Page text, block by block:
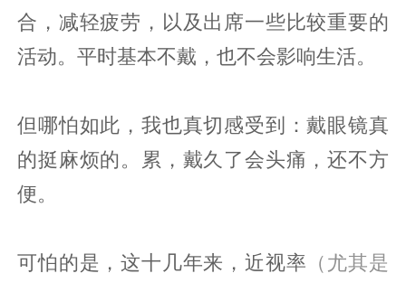
合，减轻疲劳，以及出席一些比较重要的
活动。平时基本不戴，也不会影响生活。
但哪怕如此，我也真切感受到：戴眼镜真
的挺麻烦的。累，戴久了会头痛，还不方
便。
可怕的是，这十几年来，近视率 （尤其是